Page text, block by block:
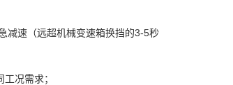
减速（远超机械变速箱换挡的3-5秒
况需求；